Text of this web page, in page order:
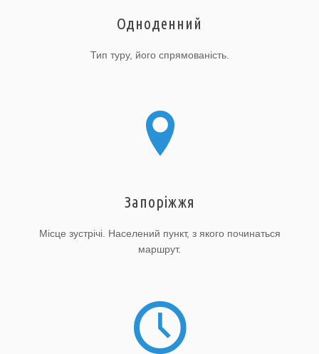
Одноденний
Тип туру, його спрямованість.
Запоріжжя
Місце зустрічі. Населений пункт, з якого починаться
маршрут.